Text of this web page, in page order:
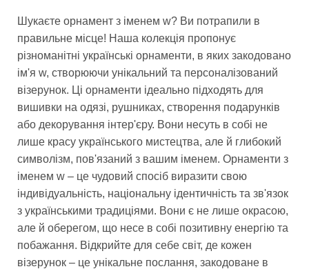
Шукаєте орнамент з іменем w? Ви потрапили в
правильне місце! Наша колекція пропонує
різноманітні українські орнаменти, в яких закодовано
ім'я w, створюючи унікальний та персоналізований
візерунок. Ці орнаменти ідеально підходять для
вишивки на одязі, рушниках, створення подарунків
або декорування інтер'єру. Вони несуть в собі не
лише красу українського мистецтва, але й глибокий
символізм, пов'язаний з вашим іменем. Орнаменти з
іменем w – це чудовий спосіб виразити свою
індивідуальність, національну ідентичність та зв'язок
з українськими традиціями. Вони є не лише окрасою,
але й оберегом, що несе в собі позитивну енергію та
побажання. Відкрийте для себе світ, де кожен
візерунок – це унікальне послання, закодоване в